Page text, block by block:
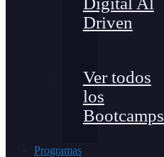
Driven
Ver todos
los
Bootcamps
Programas